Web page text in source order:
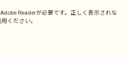
Adobe Readerが必要です。正しく表示されな
ください。